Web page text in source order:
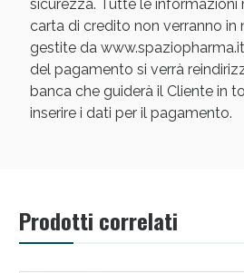
sicurezza. Tutte le informazioni
carta di credito non verranno in
gestite da
del pagamento si verrà
banca che guiderà il Cliente in
inserire i dati per il pagamento.
Prodotti correlati